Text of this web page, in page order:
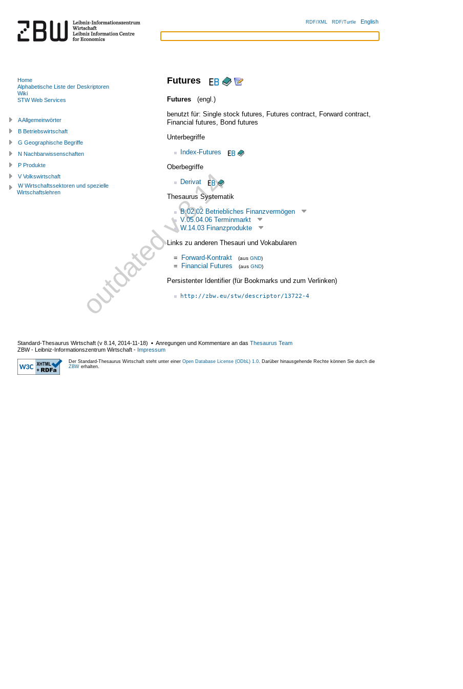
RDF/XML RDF/Turtle English
Futures
Futures
(engl.)
benutzt für: Single stock futures Futures contract, Forward contract,
Financial futures
Bond futures
Unterbegriffe
Index-Futures
Oberbegriffe
Derivat
Thesaurus Systematik
B.02.02 Betriebliches Finanzvermögen
V.05.04.06 Terminmarkt
W.14.03 Finanzprodukte
Links zu anderen Thesauri und Vokabularen
= Forward-Kontrakt (aus GND)
= Financial Futures (aus GND)
Persistenter Identifier (für Bookmarks und zum Verlinken)
http://zbw.eu/stw/descriptor/13722-4
Home
Alphabetische Liste der Deskriptoren
Wiki
STW Web Services
A Allgemeinwörter
B Betriebswirtschaft
G Geographische Begriffe
N Nachbarwissenschaften
P Produkte
V Volkswirtschaft
W Wirtschaftssektoren und spezielle
Wirtschaftslehren
Standard-Thesaurus Wirtschaft (v 8.14 2014-11-18) ▪ Anregungen und Kommentare an das Thesaurus Team
ZBW - Leibniz-Informationszentrum Wirtschaft - Impressum
Der Standard-Thesaurus Wirtschaft steht unter einer Open Database License (ODbL) 1.0 . Darüber hinausgehende Rechte können Sie durch die
ZBW erhalten.